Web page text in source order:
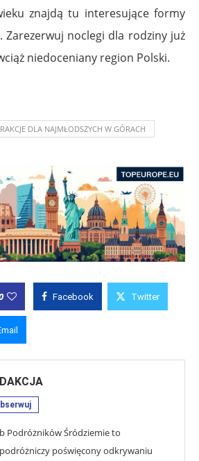
znajdą tu interesujące formy
Zarezerwuj noclegi dla rodziny już
niedoceniany region Polski.
DLA NAJMŁODSZYCH W GÓRACH
Facebook Twitter
Podróżników Śródziemie to
poświęcony odkrywaniu